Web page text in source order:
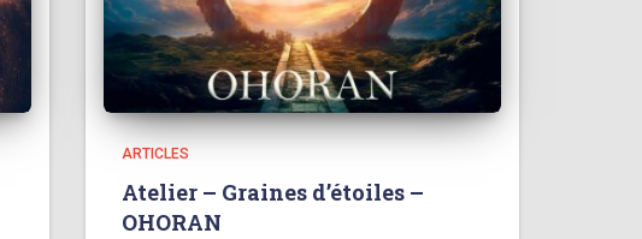
ARTICLES
Atelier – Graines d’étoiles –
OHORAN